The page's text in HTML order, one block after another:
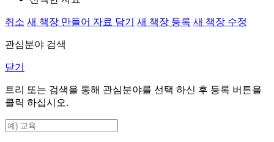
취소 새 책장 만들어 자료 담기 새 책장 등록 새 책장 수정
관심분야 검색
닫기
트리 또는 검색을 통해 관심분야를 선택 하신 후 등록 버튼을
클릭 하십시오.